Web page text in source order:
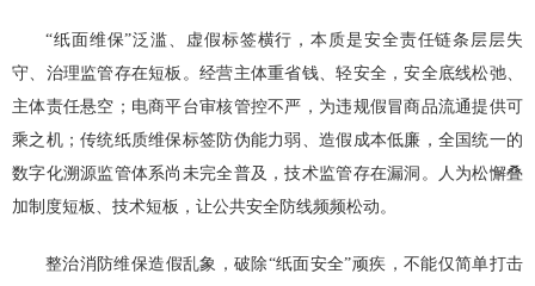
“纸面维保”泛滥、虚假标签横行，本质是安全责任链条层层失
守、治理监管存在短板。经营主体重省钱、轻安全，安全底线松弛、
主体责任悬空；电商平台审核管控不严，为违规假冒商品流通提供可
乘之机；传统纸质维保标签防伪能力弱、造假成本低廉，全国统一的
数字化溯源监管体系尚未完全普及，技术监管存在漏洞。人为松懈叠
加制度短板、技术短板，让公共安全防线频频松动。
整治消防维保造假乱象，破除“纸面安全”顽疾，不能仅简单打击